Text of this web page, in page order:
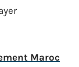
Maroc